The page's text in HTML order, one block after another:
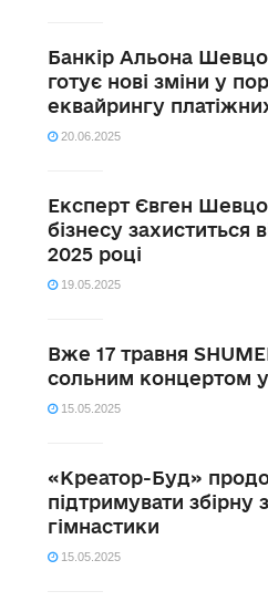
Банкір Альона
готує нові зміни у
еквайрингу
20.06.2025
Експерт Євген
бізнесу захиститься
2025 році
19.05.2025
Вже 17 травня
сольним концертом у
15.05.2025
«Креатор-Буд»
підтримувати збірну
гімнастики
15.05.2025